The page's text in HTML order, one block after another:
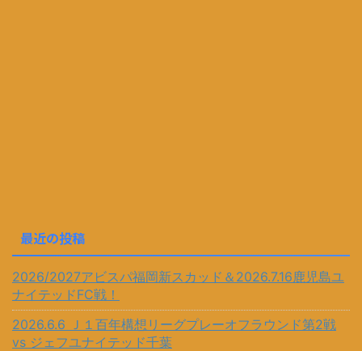
最近の投稿
2026/2027アビスパ福岡新スカッド＆2026.7.16鹿児島ユ
ナイテッドFC戦！
2026.6.6 Ｊ１百年構想リーグプレーオフラウンド第2戦
vs ジェフユナイテッド千葉